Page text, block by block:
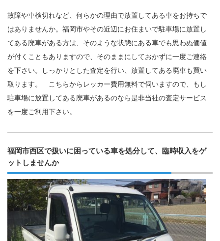
故障や車検切れなど、何らかの理由で放置してある車をお持ちで
はありませんか。福岡市やその近辺にお住まいで駐車場に放置し
てある廃車がある方は、そのような状態にある車でも思わぬ価値
が付くこともありますので、そのままにしておかずに一度ご連絡
を下さい。しっかりとした査定を行い、放置してある廃車も買い
取ります。 こちらからレッカー費用無料で伺いますので、もし
駐車場に放置してある廃車があるのなら是非当社の査定サービス
を一度ご利用下さい。
福岡市西区で扱いに困っている車を処分して、臨時収入をゲ
ットしませんか